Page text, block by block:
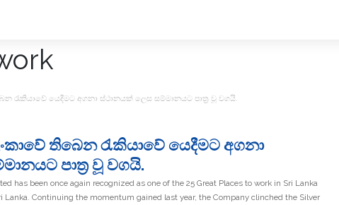
රැකියාවේ යෙදීමට අගනා ස්ථානයක් ලෙස සම්මානයට පාත්‍ර වූ වගයි.
තිබෙන රැකියාවේ යෙදීමට අගනා
පාත්‍ර වූ වගයි.
has been once again recognized as one of the 25 Great Places to work in Sri Lanka
Lanka. Continuing the momentum gained last year, the Company clinched the Silver